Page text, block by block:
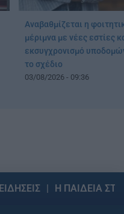
Αναβαθμίζεται η
μέριμνα με νέες εστίες
εκσυγχρονισμό
το σχέδιο
03/08/2026 - 09:36
ΕΙΔΗΣΕΙΣ Η ΠΑΙΔΕΙΑ